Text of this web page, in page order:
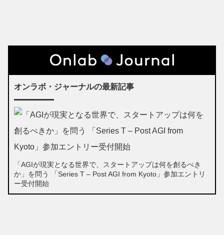
オンラボ・ジャーナルの最新記事
「AGIが現実となる世界で、スタートアップは何を創るべき
か」を問う 「Series T – Post AGI from Kyoto」参加エントリ
ー受付開始